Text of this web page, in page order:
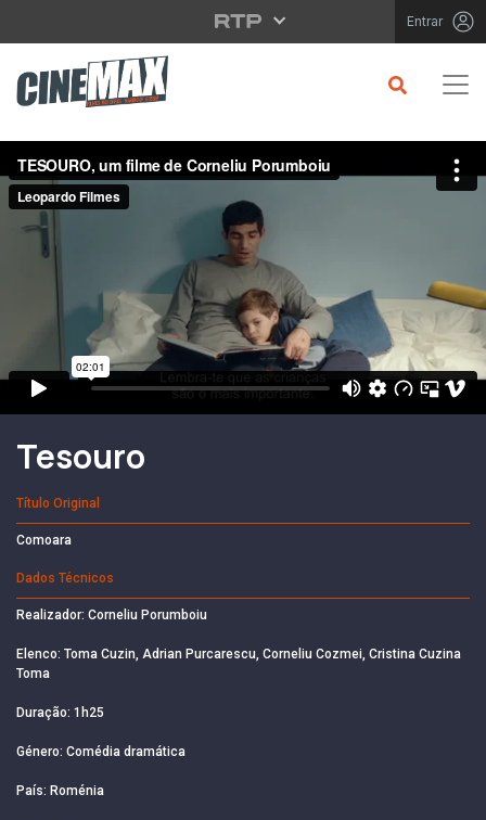
Saltar para o conteúdo principal Entrar
Filme em Cartaz
Tesouro
Título Original
Comoara
Dados Técnicos
Realizador: Corneliu Porumboiu
Elenco: Toma Cuzin, Adrian Purcarescu, Corneliu Cozmei, Cristina Cuzina
Toma
Duração: 1h25
Género: Comédia dramática
País: Roménia